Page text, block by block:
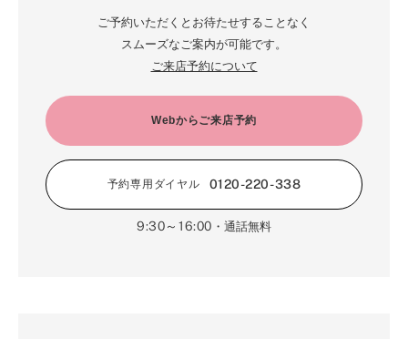
ご予約いただくとお待たせすることなく
スムーズなご案内が可能です。
ご来店予約について
Webからご来店予約
予約専用ダイヤル 0120-220-338
9:30～16:00 ・通話無料